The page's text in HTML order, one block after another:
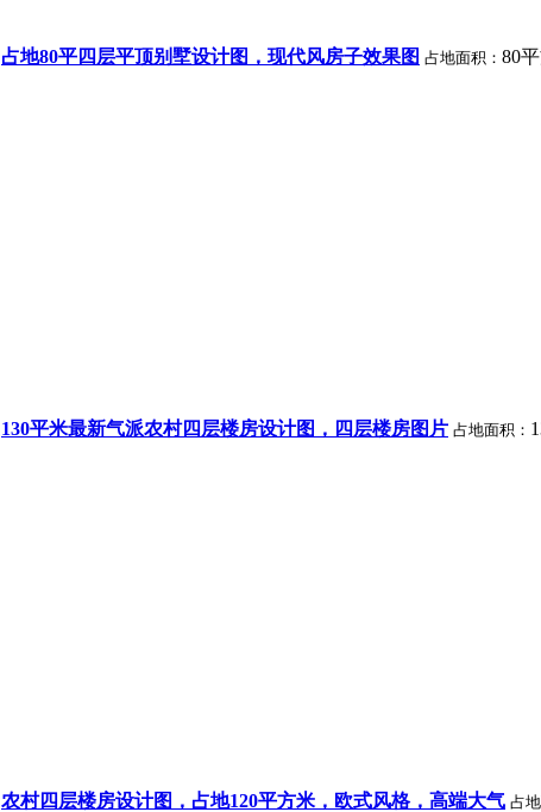
占地80平四层平顶别墅设计图，现代风房子效果图 占地面积： 80
130平米最新气派农村四层楼房设计图，四层楼房图片 占地面积：
农村四层楼房设计图，占地120平方米，欧式风格，高端大气 占